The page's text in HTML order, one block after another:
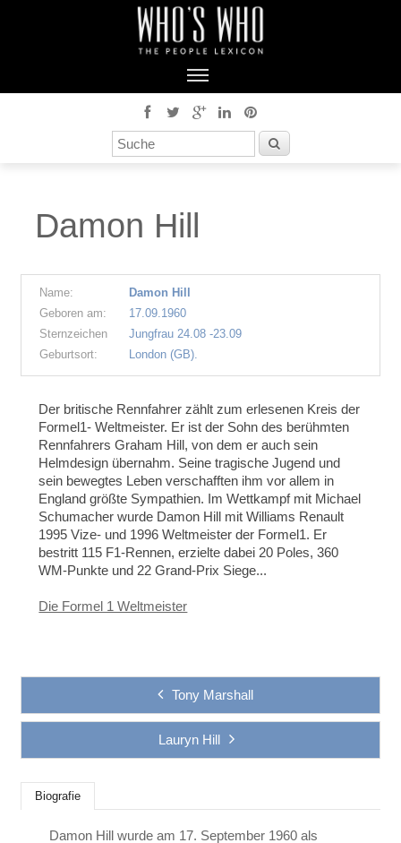
Damon Hill
Name:
Damon Hill
Geboren am:
17.09.1960
Sternzeichen
Jungfrau 24.08 -23.09
Geburtsort:
London (GB).
Der britische Rennfahrer zählt zum erlesenen Kreis der
Formel1- Weltmeister. Er ist der Sohn des berühmten
Rennfahrers Graham Hill, von dem er auch sein
Helmdesign übernahm. Seine tragische Jugend und
sein bewegtes Leben verschafften ihm vor allem in
England größte Sympathien. Im Wettkampf mit Michael
Schumacher wurde Damon Hill mit Williams Renault
1995 Vize- und 1996 Weltmeister der Formel1. Er
bestritt 115 F1-Rennen, erzielte dabei 20 Poles, 360
WM-Punkte und 22 Grand-Prix Siege...
Die Formel 1 Weltmeister
Tony Marshall
Lauryn Hill
Biografie
Damon Hill wurde am 17. September 1960 als